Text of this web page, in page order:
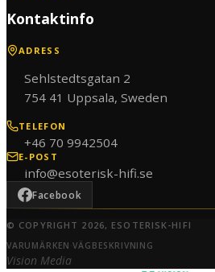
Kontaktinfo
ADRESS
Sehlstedtsgatan 2
754 41 Uppsala, Sweden
TELEFON
+46 70 9942504
E-POST
info@esoterisk-hifi.se
Facebook
© COPYRIGHT 2026, ESOTERISK-HIFI
VARUMÄRKEN ·VÄGBESKRIVNING
Vision Media